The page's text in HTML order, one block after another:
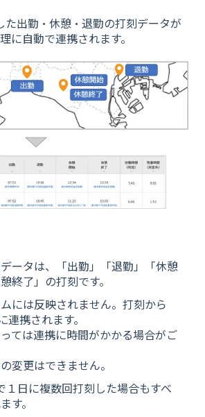
出勤・休憩・退勤の打刻データが
に自動で連携されます。
ータは、「出勤」「退勤」「休憩
終了」の打刻です。
には反映されません。打刻から
連携されます。
ては連携に時間がかかる場合がご
変更はできません。
１日に複数回打刻した場合もすべ
す。